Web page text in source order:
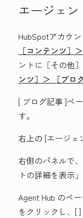
エージェ
HubSpotアカウン
［コンテンツ］＞
ントに ［その他
ンツ］＞
［ブロ
[ ブログ記事]ペ
す。
右上の [エージェ
右側のパネルで
トの詳細を表示」
Agent Hub のペ
をクリックし、[]